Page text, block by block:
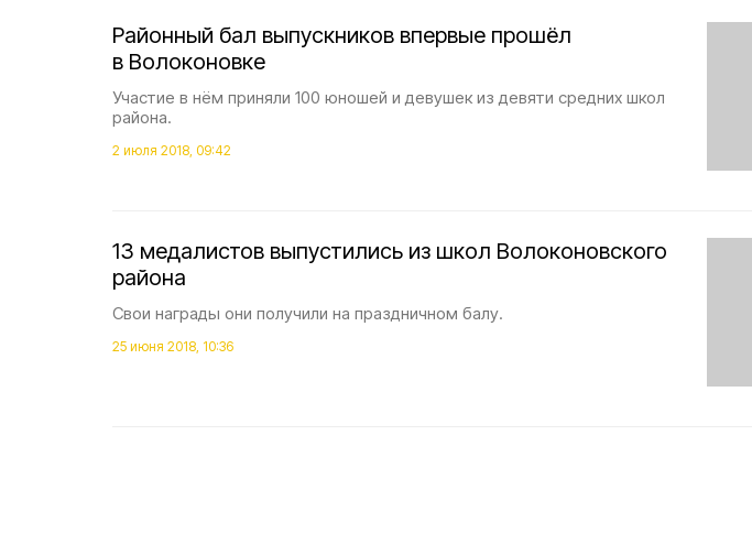
Районный бал выпускников впервые прошёл
в Волоконовке
Участие в нём приняли 100 юношей и девушек из девяти средних школ
района.
2 июля 2018, 09:42
13 медалистов выпустились из школ Волоконовского
района
Свои награды они получили на праздничном балу.
25 июня 2018, 10:36